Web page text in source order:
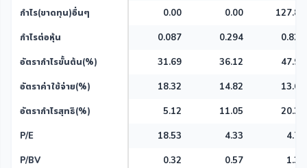
กำไร(ขาดทุน)อื่นๆ
0.00 0.00
127.87
กำไรต่อหุ้น
0.087 0.294
0.822
อัตรากำไรขั้นต้น(%)
31.69 36.12
47.95
อัตราค่าใช้จ่าย(%)
18.32 14.82
13.68
อัตรากำไรสุทธิ(%)
5.12 11.05
20.38
P/E
18.53 4.33
4.76
P/BV
0.32 0.57
1.37